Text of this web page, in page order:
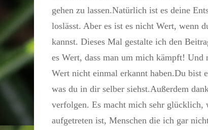
gehen zu lassen.Natürlich ist es deine
loslässt. Aber es ist es nicht Wert, wenn
kannst. Dieses Mal gestalte ich den
es Wert, dass man um mich kämpft! Und
Wert nicht einmal erkannt haben.Du bist
was du in dir selber siehst.Außerdem
verfolgen. Es macht mich sehr glücklich,
aufgetreten ist, Menschen die ich gar